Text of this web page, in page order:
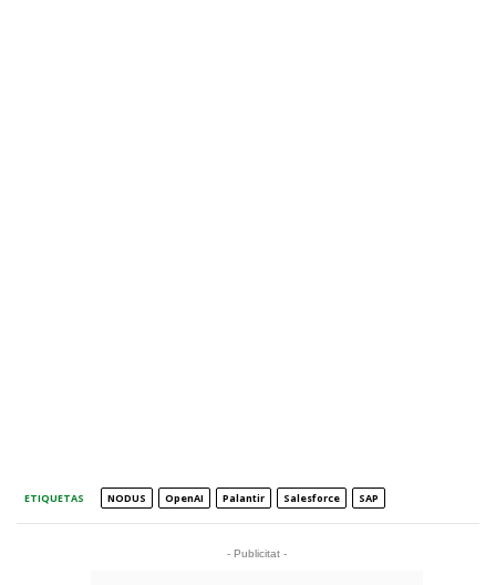
ETIQUETAS NODUS OpenAI Palantir Salesforce SAP
- Publicitat -